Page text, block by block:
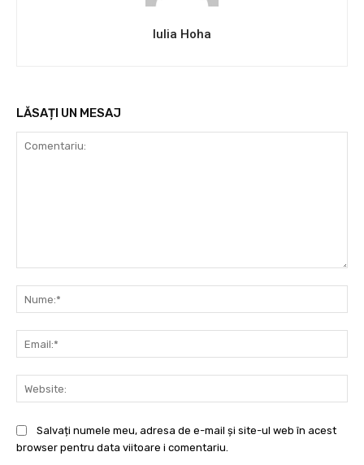
Iulia Hoha
LĂSAȚI UN MESAJ
Salvați numele meu, adresa de e-mail și site-ul web în acest
browser pentru data viitoare i comentariu.